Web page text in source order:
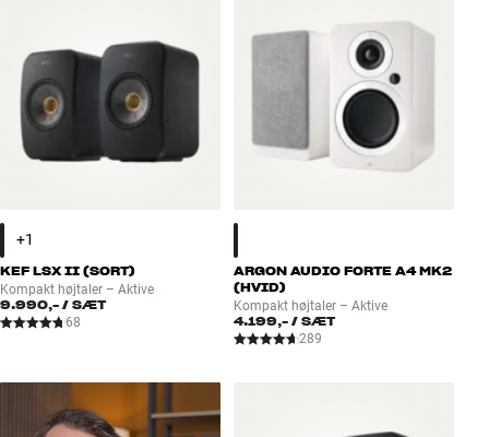
KEF LSX II (SORT)
Kompakt højtaler – Aktive
9.990,- / SÆT
68
ARGON AUDIO FORTE A4 MK2
(HVID)
Kompakt højtaler – Aktive
4.199,- / SÆT
289